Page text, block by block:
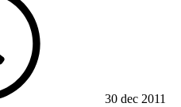
30 dec 2011